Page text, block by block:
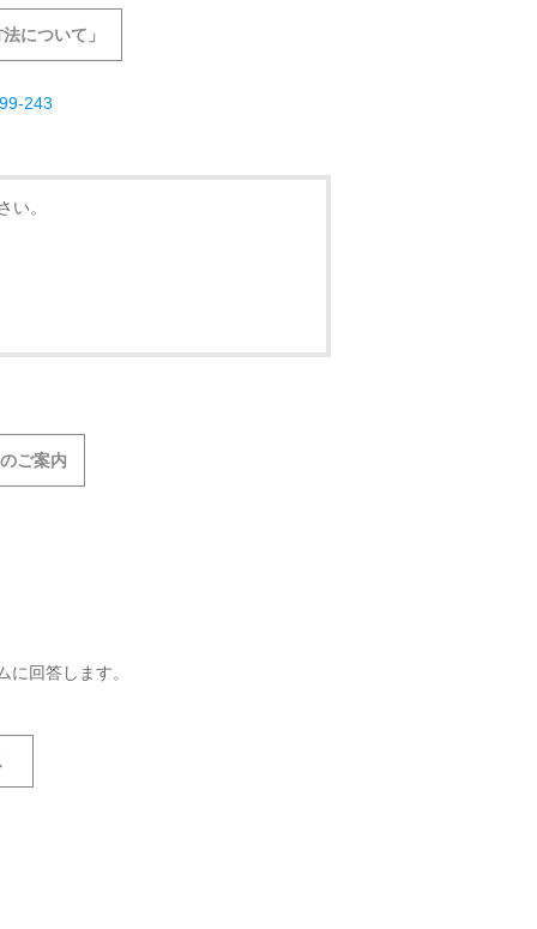
について」
243
い。
ご案内
回答します。